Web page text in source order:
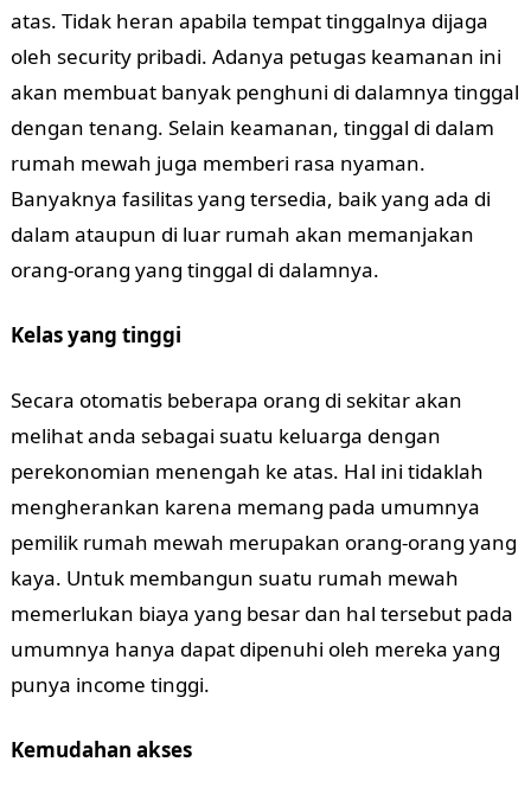
atas. Tidak heran apabila tempat tinggalnya dijaga
oleh security pribadi. Adanya petugas keamanan ini
akan membuat banyak penghuni di dalamnya tinggal
dengan tenang. Selain keamanan, tinggal di dalam
rumah mewah juga memberi rasa nyaman.
Banyaknya fasilitas yang tersedia, baik yang ada di
dalam ataupun di luar rumah akan memanjakan
orang-orang yang tinggal di dalamnya.
Kelas yang tinggi
Secara otomatis beberapa orang di sekitar akan
melihat anda sebagai suatu keluarga dengan
perekonomian menengah ke atas. Hal ini tidaklah
mengherankan karena memang pada umumnya
pemilik rumah mewah merupakan orang-orang yang
kaya. Untuk membangun suatu rumah mewah
memerlukan biaya yang besar dan hal tersebut pada
umumnya hanya dapat dipenuhi oleh mereka yang
punya income tinggi.
Kemudahan akses